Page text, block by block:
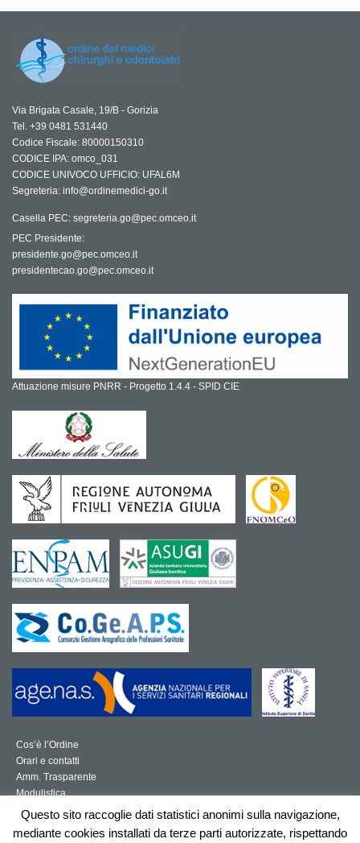
Via Brigata Casale, 19/B - Gorizia
Tel. +39 0481 531440
Codice Fiscale: 80000150310
CODICE IPA: omco_031
CODICE UNIVOCO UFFICIO: UFAL6M
Segreteria: info@ordinemedici-go.it
Casella PEC: segreteria.go@pec.omceo.it
PEC Presidente:
presidente.go@pec.omceo.it
presidentecao.go@pec.omceo.it
Attuazione misure PNRR - Progetto 1.4.4 - SPID CIE
Cos’è l’Ordine
Orari e contatti
Amm. Trasparente
Modulistica
Norme per la professione sanitaria
Questo sito raccoglie dati statistici anonimi sulla navigazione,
mediante cookies installati da terze parti autorizzate, rispettando